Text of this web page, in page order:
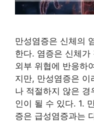
만성염증은 신체의
한다. 염증은 신체
외부 위협에 반응하
지만, 만성염증은 이
나 적절하지 않은 경
인이 될 수 있다. 1.
증은 급성염증과는